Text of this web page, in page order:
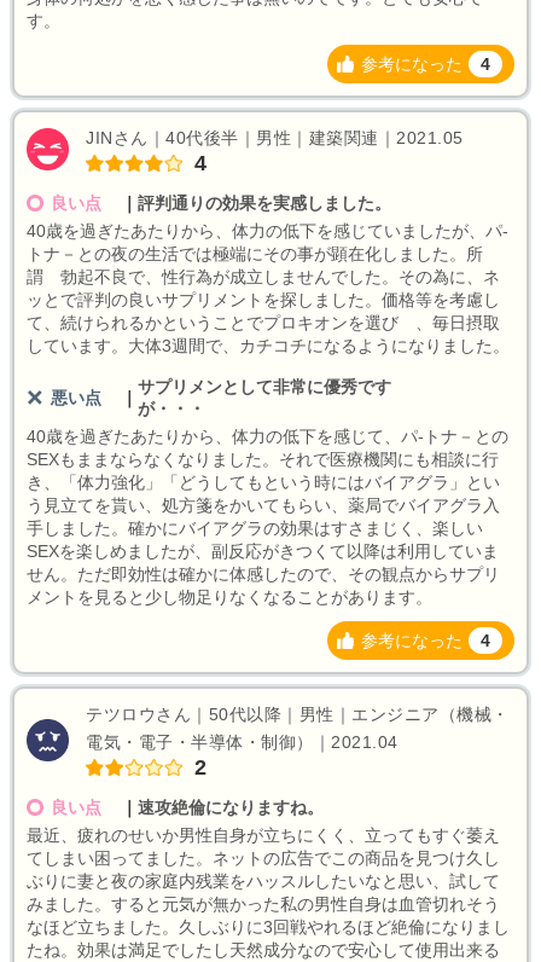
す。
参考になった 4
JINさん｜40代後半｜男性｜建築関連｜2021.05
4
良い点
評判通りの効果を実感しました。
40歳を過ぎたあたりから、体力の低下を感じていましたが、パ-
トナ－との夜の生活では極端にその事が顕在化しました。所
謂 勃起不良で、性行為が成立しませんでした。その為に、ネ
ッとで評判の良いサプリメントを探しました。価格等を考慮し
て、続けられるかということでプロキオンを選び 、毎日摂取
しています。大体3週間で、カチコチになるようになりました。
悪い点
サプリメンとして非常に優秀です
が・・・
40歳を過ぎたあたりから、体力の低下を感じて、パ-トナ－との
SEXもままならなくなりました。それで医療機関にも相談に行
き、「体力強化」「どうしてもという時にはバイアグラ」とい
う見立てを貰い、処方箋をかいてもらい、薬局でバイアグラ入
手しました。確かにバイアグラの効果はすさまじく、楽しい
SEXを楽しめましたが、副反応がきつくて以降は利用していま
せん。ただ即効性は確かに体感したので、その観点からサプリ
メントを見ると少し物足りなくなることがあります。
参考になった 4
テツロウさん｜50代以降｜男性｜エンジニア（機械・
電気・電子・半導体・制御）｜2021.04
2
良い点
速攻絶倫になりますね。
最近、疲れのせいか男性自身が立ちにくく、立ってもすぐ萎え
てしまい困ってました。ネットの広告でこの商品を見つけ久し
ぶりに妻と夜の家庭内残業をハッスルしたいなと思い、試して
みました。すると元気が無かった私の男性自身は血管切れそう
なほど立ちました。久しぶりに3回戦やれるほど絶倫になりまし
たね。効果は満足でしたし天然成分なので安心して使用出来る